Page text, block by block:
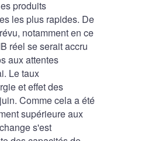
produits
les plus rapides. De
notamment en ce
réel se serait accru
aux attentes
Le taux
et effet des
Comme cela a été
supérieure aux
s'est